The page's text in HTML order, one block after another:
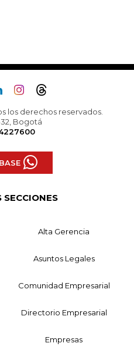
los derechos reservados.
32, Bogotá
SECCIONES
Alta Gerencia
Asuntos Legales
Comunidad Empresarial
Directorio Empresarial
Empresas